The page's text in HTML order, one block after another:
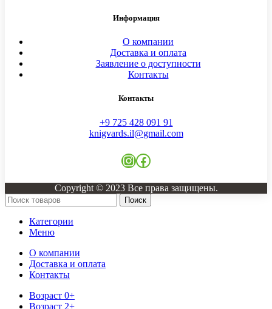
Информация
О компании
Доставка и оплата
Заявление о доступности
Контакты
Контакты
+9 725 428 091 91
knigvards.il@gmail.com
Instagram
Facebook
Copyright © 2023 Все права защищены.
Поиск
Категории
Меню
О компании
Доставка и оплата
Контакты
Возраст 0+
Возраст 2+